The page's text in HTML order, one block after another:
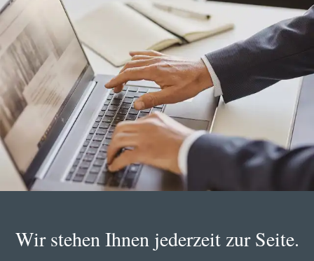
Wir stehen Ihnen jederzeit zur Seite.